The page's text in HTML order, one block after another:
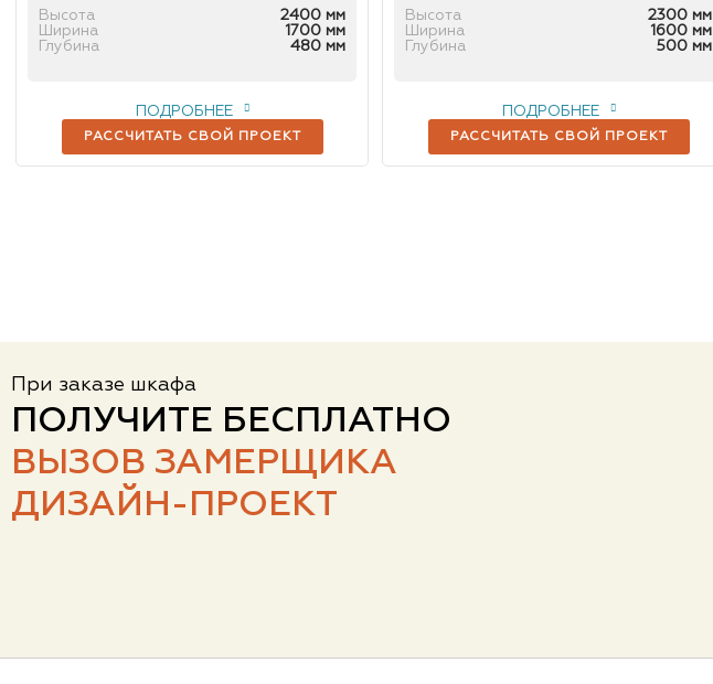
Высота
2400 мм
Ширина
1700 мм
Глубина
480 мм
РАССЧИТАТЬ СВОЙ ПРОЕКТ
ПОДРОБНЕЕ
Высота
2300 мм
Ширина
1600 мм
Глубина
500 мм
РАССЧИТАТЬ СВОЙ ПРОЕКТ
ПОДРОБНЕЕ
При заказе шкафа
ПОЛУЧИТЕ БЕСПЛАТНО
ВЫЗОВ ЗАМЕРЩИКА
ДИЗАЙН-ПРОЕКТ